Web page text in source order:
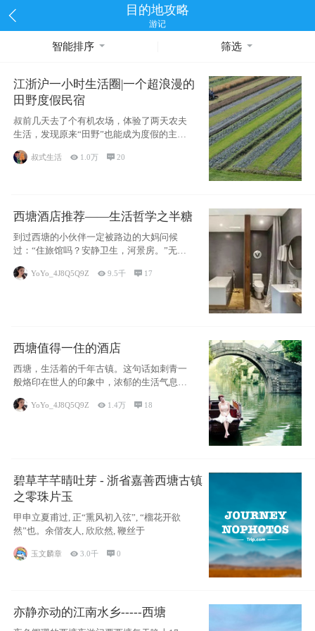
目的地攻略
游记
智能排序 筛选
江浙沪一小时生活圈|一个超浪漫的
田野度假民宿
叔前几天去了个有机农场，体验了两天农夫
生活，发现原来“田野”也能成为度假的主旋
律。江
叔式生活  1.0万 20
西塘酒店推荐——生活哲学之半糖
到过西塘的小伙伴一定被路边的大妈问候
过：“住旅馆吗？安静卫生，河景房。”无意
YoYo_4J8Q5Q9Z 9.5千  17
西塘值得一住的酒店
西塘，生活着的千年古镇。这句话如刺青一
般烙印在世人的印象中，浓郁的生活气息，
小桥流水
YoYo_4J8Q5Q9Z  1.4万  18
碧草芊芊晴吐芽 - 浙省嘉善西塘古镇
之零珠片玉
甲申立夏甫过, 正“熏风初入弦”, “榴花开欲
然”也。余偕友人, 欣欣然, 鞭丝于
玉文麟章  3.0千 0
亦静亦动的江南水乡-----西塘